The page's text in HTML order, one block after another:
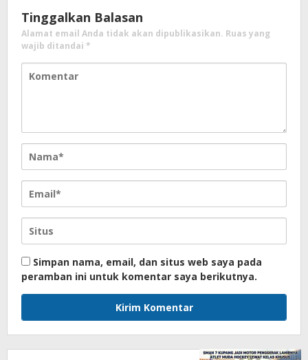
Tinggalkan Balasan
Alamat email Anda tidak akan dipublikasikan. Ruas yang
wajib ditandai *
Simpan nama, email, dan situs web saya pada
peramban ini untuk komentar saya berikutnya.